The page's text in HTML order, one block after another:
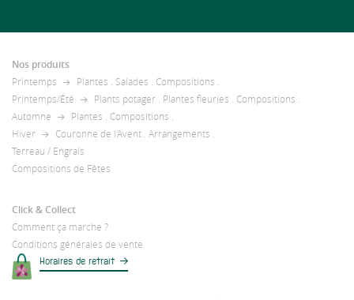
Nos produits
Printemps
Plantes . Salades . Compositions .
Printemps/Été
Plants potager . Plantes fleuries . Compositions .
Automne
Plantes . Compositions .
Hiver
Couronne de l'Avent . Arrangements .
Terreau / Engrais
Compositions de Fêtes
Click & Collect
Comment ça marche ?
Conditions générales de vente
Horaires de retrait